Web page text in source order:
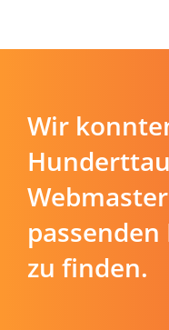
Wir
zu finden.